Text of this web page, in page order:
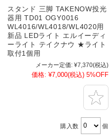
スタンド 三脚 TAKENOW投光
器用 TD01 OGY0016
WL4016/WL4018/WL4020用
新品 LEDライト エルイーディ
ーライト テイクナウ ★ライト
取付1個用
メーカー定価: ¥7,370(税込)
価格: ¥7,000(税込) 5%OFF
購入数 個